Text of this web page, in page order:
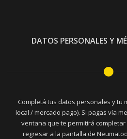
DATOS PERSONALES Y
Completá tus datos personales y tu
local / mercado pago). Si pagas vía
ventana que te permitirá
regresar a la pantalla de